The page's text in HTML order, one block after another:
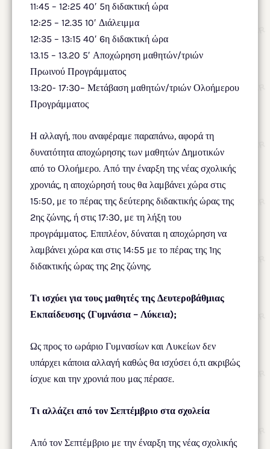
11:45 – 12:25 40′ 5η διδακτική ώρα
12:25 – 12.35 10′ Διάλειμμα
12:35 – 13:15 40′ 6η διδακτική ώρα
13.15 – 13.20 5′ Αποχώρηση μαθητών/τριών
Πρωινού Προγράμματος
13:20- 17:30– Μετάβαση μαθητών/τριών Ολοήμερου
Προγράμματος
Η αλλαγή, που αναφέραμε παραπάνω, αφορά τη
δυνατότητα αποχώρησης των μαθητών Δημοτικών
από το Ολοήμερο. Από την έναρξη της νέας σχολικής
χρονιάς, η αποχώρησή τους θα λαμβάνει χώρα στις
15:50, με το πέρας της δεύτερης διδακτικής ώρας της
2ης ζώνης, ή στις 17:30, με τη λήξη του
προγράμματος. Επιπλέον, δύναται η αποχώρηση να
λαμβάνει χώρα και στις 14:55 με το πέρας της 1ης
διδακτικής ώρας της 2ης ζώνης.
Τι ισχύει για τους μαθητές της Δευτεροβάθμιας
Εκπαίδευσης (Γυμνάσια – Λύκεια);
Ως προς το ωράριο Γυμνασίων και Λυκείων δεν
υπάρχει κάποια αλλαγή καθώς θα ισχύσει ό,τι ακριβώς
ίσχυε και την χρονιά που μας πέρασε.
Τι αλλάζει από τον Σεπτέμβριο στα σχολεία
Από τον Σεπτέμβριο με την έναρξη της νέας σχολικής